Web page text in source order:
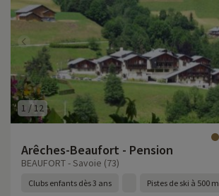
1 / 12
Arêches-Beaufort - Pension
BEAUFORT - Savoie (73)
Clubs enfants dès 3 ans Pistes de ski à 500 m